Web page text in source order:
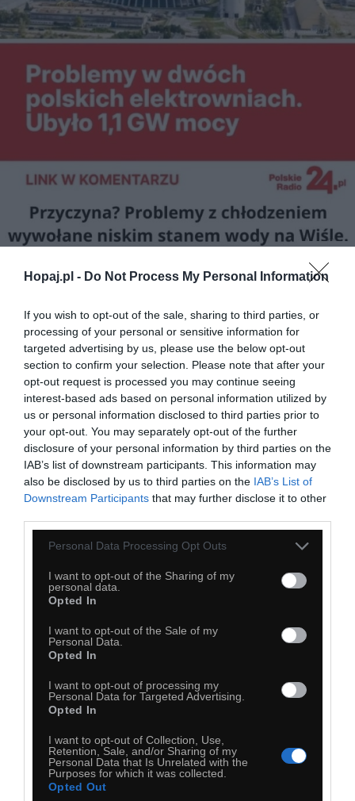
Hopaj.pl - Do Not Process My Personal Information
If you wish to opt-out of the sale, sharing to third parties, or
processing of your personal or sensitive information for
targeted advertising by us, please use the below opt-out
section to confirm your selection. Please note that after your
opt-out request is processed you may continue seeing
interest-based ads based on personal information utilized by
us or personal information disclosed to third parties prior to
your opt-out. You may separately opt-out of the further
disclosure of your personal information by third parties on the
IAB’s list of downstream participants. This information may
also be disclosed by us to third parties on the IAB’s List of
Downstream Participants that may further disclose it to other
Personal Data Processing Opt Outs
I want to opt-out of the Sharing of my
personal data.
Opted In
I want to opt-out of the Sale of my
Personal Data.
Opted In
I want to opt-out of processing my
Personal Data for Targeted Advertising.
Opted In
I want to opt-out of Collection, Use,
Retention, Sale, and/or Sharing of my
Personal Data that Is Unrelated with the
Purposes for which it was collected.
Opted Out
Kopiuj link
Komentuj Dodaj do ulubionych
Dobry ziomek